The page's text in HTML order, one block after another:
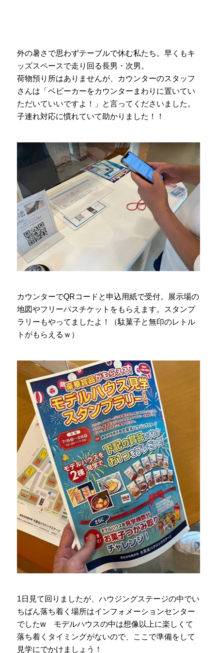
外の暑さで思わずテーブルで休む私たち。早くもキ
ッズスペースで走り回る長男・次男。
荷物預り所はありませんが、カウンターのスタッフ
さんは「ベビーカーをカウンターまわりに置いてい
ただいていいですよ！」と言ってくださいました。
子連れ対応に慣れていて助かりました！！
カウンターでQRコードと申込用紙で受付。展示場の
地図やフリーパスチケットをもらえます。スタンプ
ラリーもやってましたよ！（駄菓子と無印のレトル
トがもらえるｗ）
1日見て回りましたが、ハウジングステージの中でい
ちばん落ち着く場所はインフォメーションセンター
でしたw モデルハウスの中は想像以上に楽しくて
落ち着くタイミングがないので、ここで準備をして
見学にでかけましょう！